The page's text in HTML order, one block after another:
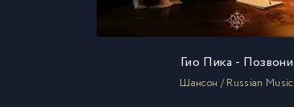
Гио Пика - Позвони
Шансон / Russian Music